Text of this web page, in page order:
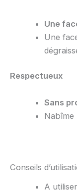
Une
Une
Respectueux
Sans
Nabîme
Conseils
A